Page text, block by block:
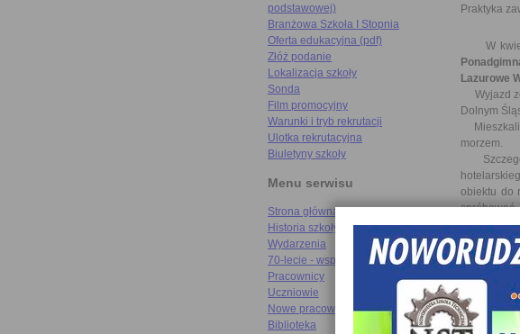
podstawowej)
Branżowa Szkoła I Stopnia
Oferta edukacyjna (pdf)
Złóż podanie
Lokalizacja szkoły
Sonda
Film promocyjny
Warunki i tryb rekrutacji
Ulotka rekrutacyjna
Biuletyny szkoły
Menu serwisu
Strona główna
Historia szkoły
Wydarzenia
70-lecie - wspomnienia
Pracownicy
Uczniowie
Nowe pracownie
Biblioteka
Praktyka
W
Lazurowe
Wyjazd
Dolnym
morzem.
obiektu do
głównie na
Tropez.
francuskich.